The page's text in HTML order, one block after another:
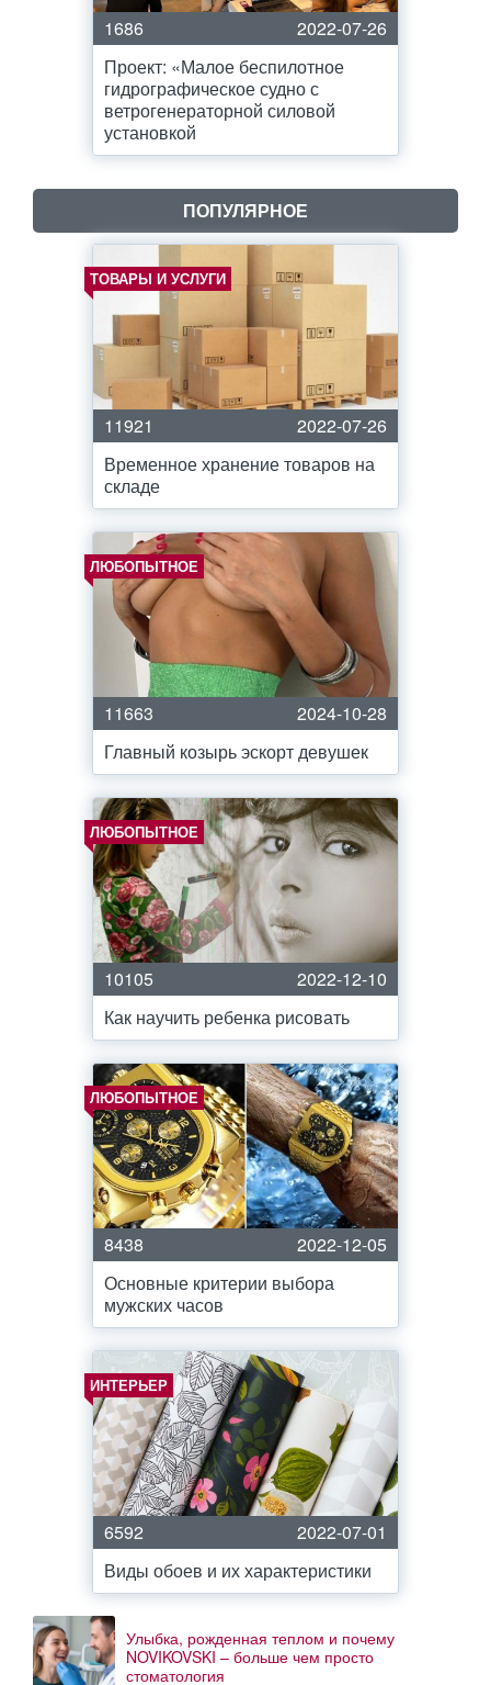
1686
2022-07-26
Проект: «Малое беспилотное
гидрографическое судно с
ветрогенераторной силовой
установкой
ПОПУЛЯРНОЕ
ТОВАРЫ И УСЛУГИ
11921
2022-07-26
Временное хранение товаров на
складе
ЛЮБОПЫТНОЕ
11663
2024-10-28
Главный козырь эскорт девушек
ЛЮБОПЫТНОЕ
10105
2022-12-10
Как научить ребенка рисовать
ЛЮБОПЫТНОЕ
8438
2022-12-05
Основные критерии выбора
мужских часов
ИНТЕРЬЕР
6592
2022-07-01
Виды обоев и их характеристики
Улыбка, рожденная теплом и почему
NOVIKOVSKI – больше чем просто
стоматология